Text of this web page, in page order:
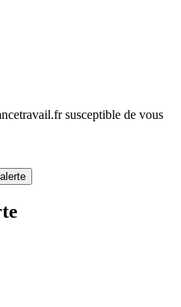
susceptible de vous